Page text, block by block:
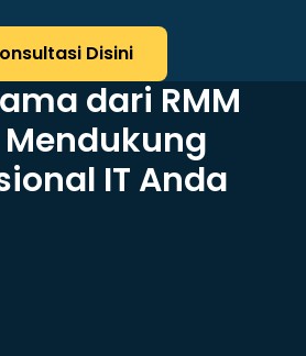
Disini
dari RMM
IT Anda